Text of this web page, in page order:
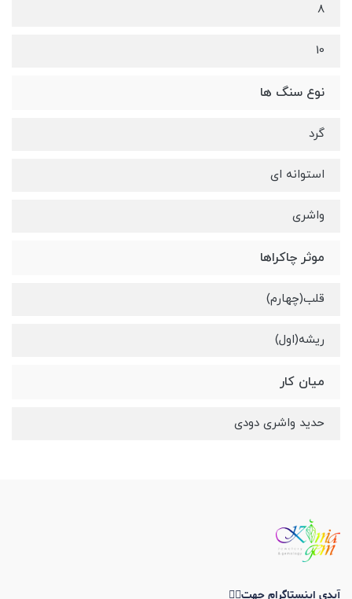
8
10
نوع سنگ ها
گرد
استوانه ای
واشری
موثر چاکراها
قلب(چهارم)
ریشه(اول)
میان کار
حدید واشری دودی